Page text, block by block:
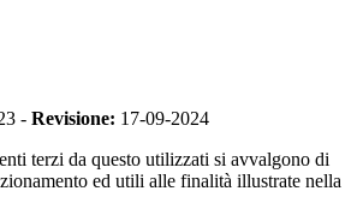
- Revisione: 17-09-2024
terzi da questo utilizzati si avvalgono di
ed utili alle finalità illustrate nella